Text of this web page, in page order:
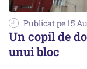
Publicat pe 15
Un copil de
unui bloc